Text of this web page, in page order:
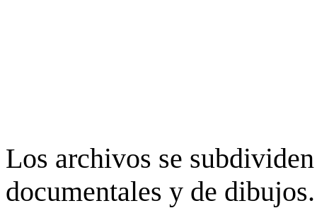
Los archivos se
documentales y de dibujos.